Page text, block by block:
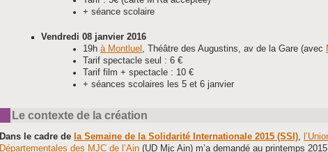
+ séance scolaire
Vendredi 08 janvier 2016
19h à Montluel , Théâtre des Augustins, av de la Gare (avec
Tarif spectacle seul : 6 €
Tarif film + spectacle : 10 €
+ séances scolaires les 5 et 6 janvier
Le contexte de la création
Dans le cadre de la Semaine de la Solidarité Internationale 2015 (SSI),
Départementales des MJC de l’Ain (UD Mjc Ain) m’a demandé au printemps